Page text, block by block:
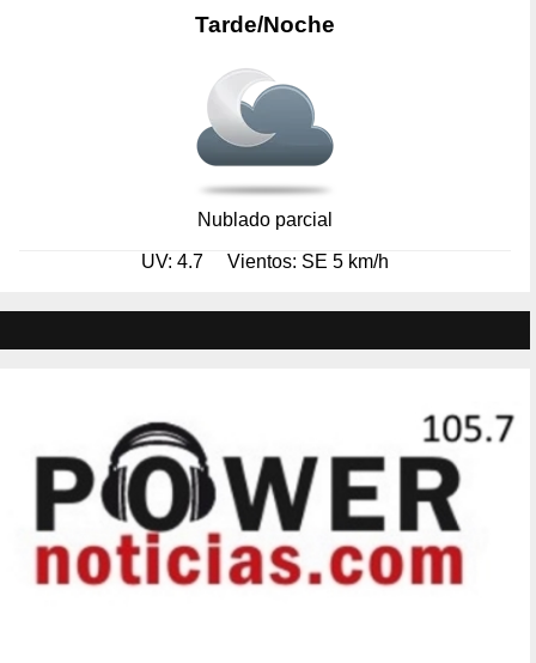
Tarde/Noche
Nublado parcial
UV: 4.7 Vientos: SE 5 km/h